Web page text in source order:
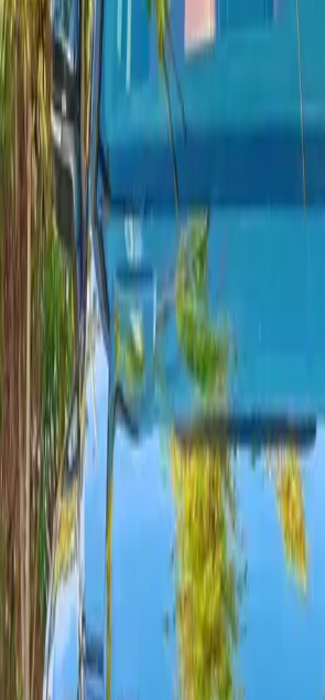
Compara especificaciones, horarios de entrega
Volkswagen preparada en Agadir.
3 modelos están listos ahora.
2024 · Volkswagen Ver
Volkswagen
Golf 8 1.5 eTSI 150 DSG
Golf 8
El Golf 8 combina un tamaño
moderna. Su motor híbrido suave 1.5
de 7 velocidades ofrecen un rendimiento
funcionamiento eficientes y
CarPlay/Android Auto).
Plazas
5
Transmisión
Automatique DSG 7
Combustible
Diesel
Desde 900 MAD/día
Entrega 24/7
2024
Volkswagen Ver
Volkswagen
T-Roc 1.5 TSI 150 BVM6
T-Roc
Compacto y tecnológico, el
1.5 TSI de 150 CV (manual de 6
prestaciones equilibradas, bajo
seguridad. Apple CarPlay / Android